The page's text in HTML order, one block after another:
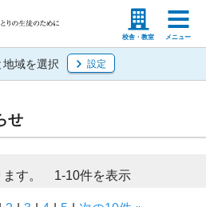
校舎・教室 メニュー
高等学校の先生
地域を選択 設定
せ
ます。 1-10件を表示